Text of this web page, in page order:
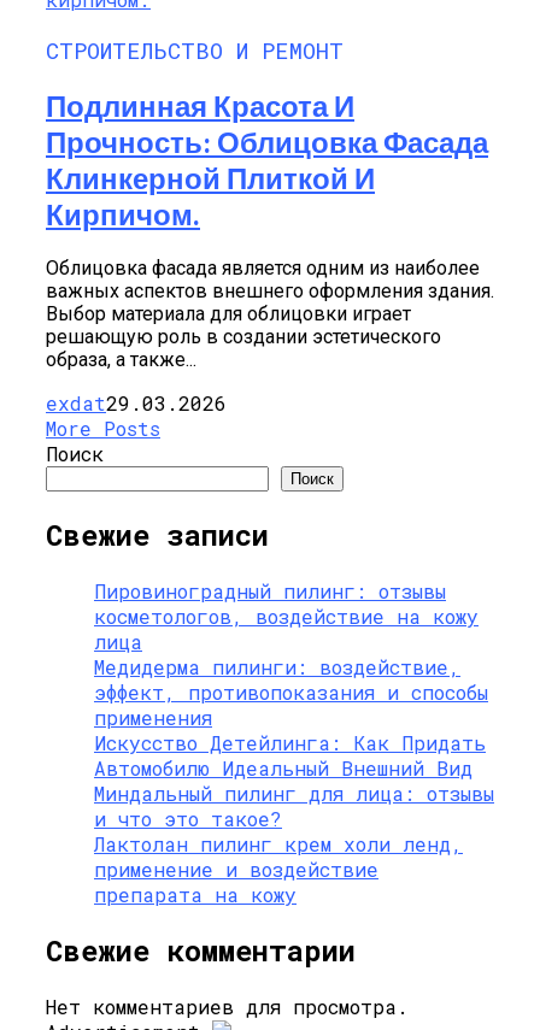
СТРОИТЕЛЬСТВО И РЕМОНТ
Подлинная Красота И
Прочность: Облицовка Фасада
Клинкерной Плиткой И
Кирпичом.
Облицовка фасада является одним из наиболее
важных аспектов внешнего оформления здания.
Выбор материала для облицовки играет
решающую роль в создании эстетического
образа, а также...
exdat29.03.2026
More Posts
Поиск
Поиск
Свежие записи
Пировиноградный пилинг: отзывы
косметологов, воздействие на кожу
лица
Медидерма пилинги: воздействие,
эффект, противопоказания и способы
применения
Искусство Детейлинга: Как Придать
Автомобилю Идеальный Внешний Вид
Миндальный пилинг для лица: отзывы
и что это такое?
Лактолан пилинг крем холи ленд,
применение и воздействие
препарата на кожу
Свежие комментарии
Нет комментариев для просмотра.